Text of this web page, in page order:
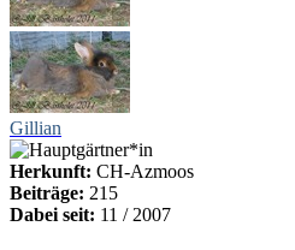
Gillian
Herkunft: CH-Azmoos
Beiträge: 215
Dabei seit: 11 / 2007